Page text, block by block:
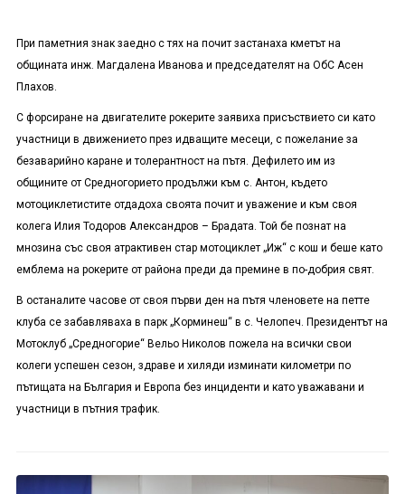
При паметния знак заедно с тях на почит застанаха кметът на
общината инж. Магдалена Иванова и председателят на ОбС Асен
Плахов.
С форсиране на двигателите рокерите заявиха присъствието си като
участници в движението през идващите месеци, с пожелание за
безаварийно каране и толерантност на пътя. Дефилето им из
общините от Средногорието продължи към с. Антон, където
мотоциклетистите отдадоха своята почит и уважение и към своя
колега Илия Тодоров Александров – Брадата. Той бе познат на
мнозина със своя атрактивен стар мотоциклет „Иж“ с кош и беше като
емблема на рокерите от района преди да премине в по-добрия свят.
В останалите часове от своя първи ден на пътя членовете на петте
клуба се забавляваха в парк „Корминеш“ в с. Челопеч. Президентът на
Мотоклуб „Средногорие“ Вельо Николов пожела на всички свои
колеги успешен сезон, здраве и хиляди изминати километри по
пътищата на България и Европа без инциденти и като уважавани и
участници в пътния трафик.